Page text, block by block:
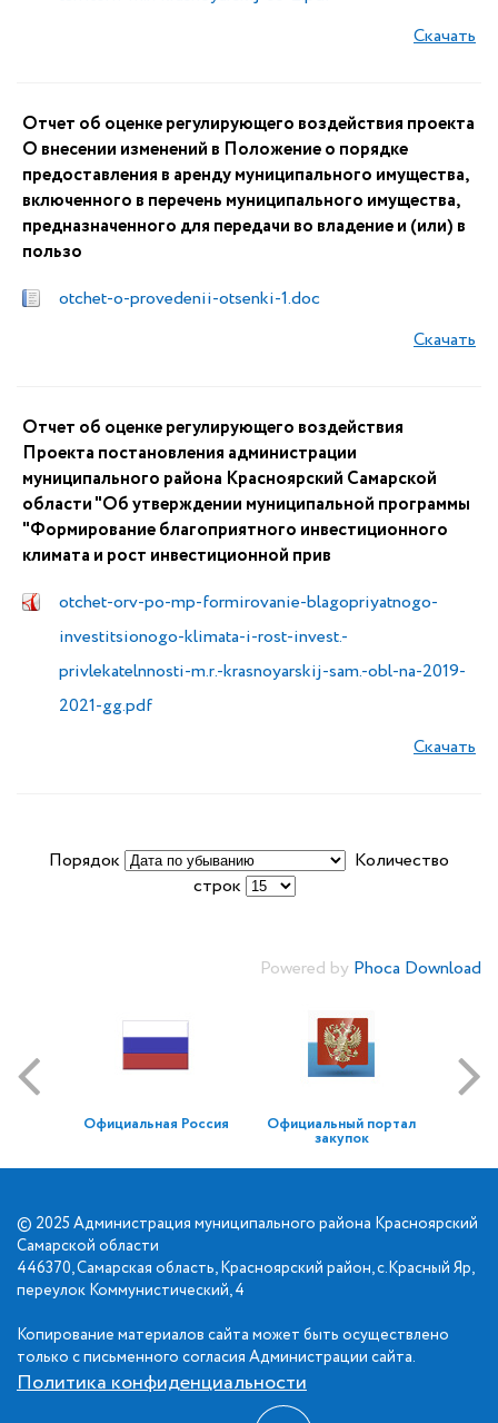
Скачать
Отчет об оценке регулирующего воздействия проекта
О внесении изменений в Положение о порядке
предоставления в аренду муниципального имущества,
включенного в перечень муниципального имущества,
предназначенного для передачи во владение и (или) в
пользо
otchet-o-provedenii-otsenki-1.doc
Скачать
Отчет об оценке регулирующего воздействия
Проекта постановления администрации
муниципального района Красноярский Самарской
области "Об утверждении муниципальной программы
"Формирование благоприятного инвестиционного
климата и рост инвестиционной прив
otchet-orv-po-mp-formirovanie-blagopriyatnogo-
investitsionogo-klimata-i-rost-invest.-
privlekatelnnosti-m.r.-krasnoyarskij-sam.-obl-na-2019-
2021-gg.pdf
Скачать
Порядок
Количество
строк
Powered by Phoca Download
Официальная Россия Официальный портал
закупок
© 2025 Администрация муниципального района Красноярский
Самарской области
446370, Самарская область, Красноярский район, с.Красный Яр,
переулок Коммунистический, 4
Копирование материалов сайта может быть осуществлено
только с письменного согласия Администрации сайта.
Политика конфиденциальности